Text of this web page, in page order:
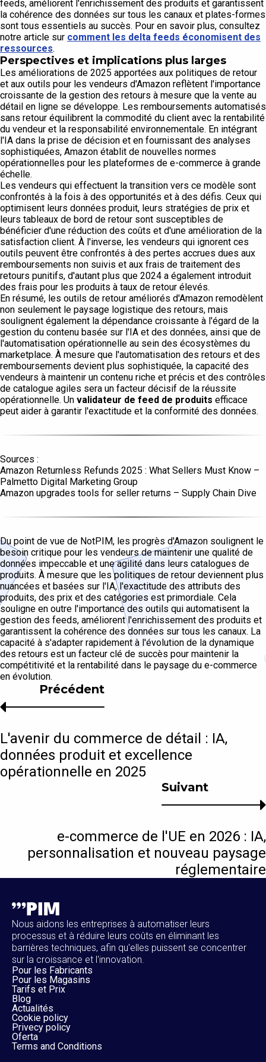
feeds, améliorent l'enrichissement des produits et garantissent
la cohérence des données sur tous les canaux et plates-formes
sont tous essentiels au succès. Pour en savoir plus, consultez
notre article sur comment les delta feeds économisent des
ressources.
Perspectives et implications plus larges
Les améliorations de 2025 apportées aux politiques de retour
et aux outils pour les vendeurs d'Amazon reflètent l'importance
croissante de la gestion des retours à mesure que la vente au
détail en ligne se développe. Les remboursements automatisés
sans retour équilibrent la commodité du client avec la rentabilité
du vendeur et la responsabilité environnementale. En intégrant
l'IA dans la prise de décision et en fournissant des analyses
sophistiquées, Amazon établit de nouvelles normes
opérationnelles pour les plateformes de e-commerce à grande
échelle.
Les vendeurs qui effectuent la transition vers ce modèle sont
confrontés à la fois à des opportunités et à des défis. Ceux qui
optimisent leurs données produit, leurs stratégies de prix et
leurs tableaux de bord de retour sont susceptibles de
bénéficier d'une réduction des coûts et d'une amélioration de la
satisfaction client. À l'inverse, les vendeurs qui ignorent ces
outils peuvent être confrontés à des pertes accrues dues aux
remboursements non suivis et aux frais de traitement des
retours punitifs, d'autant plus que 2024 a également introduit
des frais pour les produits à taux de retour élevés.
En résumé, les outils de retour améliorés d'Amazon remodèlent
non seulement le paysage logistique des retours, mais
soulignent également la dépendance croissante à l'égard de la
gestion du contenu basée sur l'IA et des données, ainsi que de
l'automatisation opérationnelle au sein des écosystèmes du
marketplace. À mesure que l'automatisation des retours et des
remboursements devient plus sophistiquée, la capacité des
vendeurs à maintenir un contenu riche et précis et des contrôles
de catalogue agiles sera un facteur décisif de la réussite
opérationnelle. Un validateur de feed de produits efficace
peut aider à garantir l'exactitude et la conformité des données.
Sources :
Amazon Returnless Refunds 2025 : What Sellers Must Know –
Palmetto Digital Marketing Group
Amazon upgrades tools for seller returns – Supply Chain Dive
Du point de vue de NotPIM, les progrès d'Amazon soulignent le
besoin critique pour les vendeurs de maintenir une qualité de
données impeccable et une agilité dans leurs catalogues de
produits. À mesure que les politiques de retour deviennent plus
nuancées et basées sur l'IA, l'exactitude des attributs des
produits, des prix et des catégories est primordiale. Cela
souligne en outre l'importance des outils qui automatisent la
gestion des feeds, améliorent l'enrichissement des produits et
garantissent la cohérence des données sur tous les canaux. La
capacité à s'adapter rapidement à l'évolution de la dynamique
des retours est un facteur clé de succès pour maintenir la
compétitivité et la rentabilité dans le paysage du e-commerce
en évolution.
Suivant
e-commerce de l'UE en 2026 : IA,
personnalisation et nouveau paysage
réglementaire
Précédent
L'avenir du commerce de détail : IA,
données produit et excellence
opérationnelle en 2025
Nous aidons les entreprises à automatiser leurs
processus et à réduire leurs coûts en éliminant les
barrières techniques, afin qu'elles puissent se concentrer
sur la croissance et l'innovation.
Pour les Fabricants
Pour les Magasins
Tarifs et Prix
Blog
Actualités
Cookie policy
Privecy policy
Oferta
Terms and Conditions